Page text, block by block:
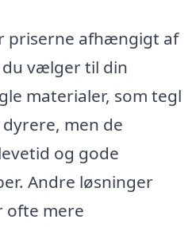
priserne afhængigt af
du vælger til din
materialer, som tegl
men de
og gode
Andre løsninger
ofte mere